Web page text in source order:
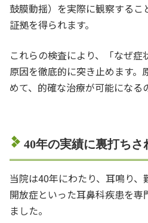
鼓膜動揺）を実際に観察するこ
証拠を得られます。
これらの検査により、「なぜ症
原因を徹底的に突き止めます。
めて、的確な治療が可能になる
40年の実績に裏打ち
当院は40年にわたり、耳鳴り
開放症といった耳鼻科疾患を専
ました。